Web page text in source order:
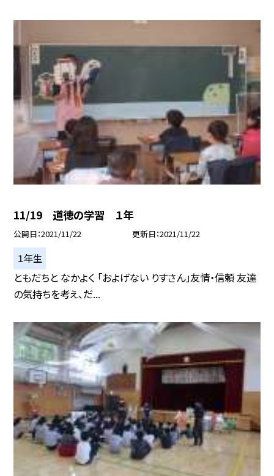
11/19 道徳の学習 １年
公開日 2021/11/22 更新日 2021/11/22
１年生
ともだちと なかよく 「およげない りすさん」友情・信頼 友達
の気持ちを考え、だ...